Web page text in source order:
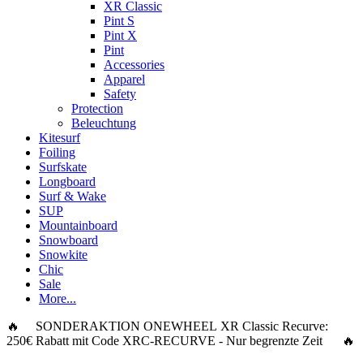
XR Classic
Pint S
Pint X
Pint
Accessories
Apparel
Safety
Protection
Beleuchtung
Kitesurf
Foiling
Surfskate
Longboard
Surf & Wake
SUP
Mountainboard
Snowboard
Snowkite
Chic
Sale
More...
🔥 SONDERAKTION ONEWHEEL XR Classic Recurve:
250€ Rabatt mit Code XRC-RECURVE - Nur begrenzte Zeit 🔥